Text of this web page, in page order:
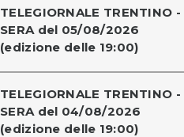
TELEGIORNALE TRENTINO -
SERA del 05/08/2026
(edizione delle 19:00)
TELEGIORNALE TRENTINO -
SERA del 04/08/2026
(edizione delle 19:00)